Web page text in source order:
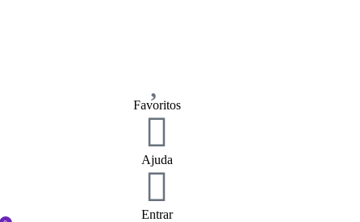
Favoritos
Ajuda
Entrar